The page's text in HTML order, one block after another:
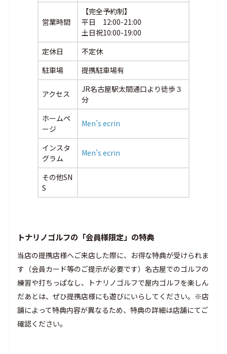
営業時間
【完全予約制】
平日 12:00-21:00
土日祝10:00-19:00
定休日
不定休
駐車場
提携駐車場有
アクセス
JR名古屋駅太閤通口より徒歩３
分
ホームペ
ージ
Men’s ecrin
インスタ
グラム
Men’s ecrin
その他SN
S
トナリノゴルフの「会員様限定」の特典
当店の提携店様へご来店した際に、お得な特典が受けられま
す（会員カード等のご提示が必要です）名古屋でのゴルフの
練習や打ちっぱなし、トナリノゴルフで屋内ゴルフを楽しん
だあとは、ぜひ提携店様にも遊びにいらしてください。※店
舗によって特典内容が異なるため、特典の詳細は店舗にてご
確認ください。